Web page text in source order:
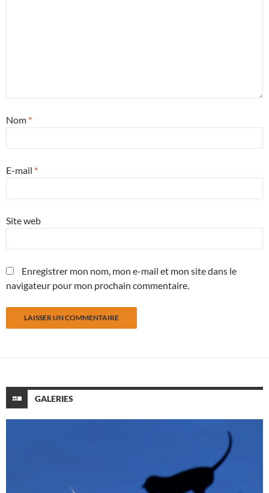
Nom *
E-mail *
Site web
Enregistrer mon nom, mon e-mail et mon site dans le
navigateur pour mon prochain commentaire.
GALERIES